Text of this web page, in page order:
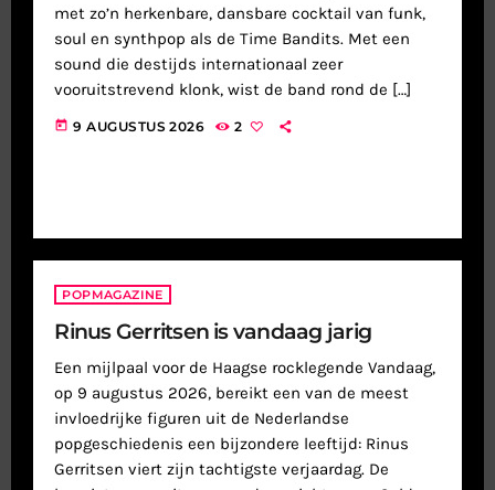
met zo’n herkenbare, dansbare cocktail van funk,
soul en synthpop als de Time Bandits. Met een
sound die destijds internationaal zeer
vooruitstrevend klonk, wist de band rond de […]
today 9 AUGUSTUS 2026 2
POPMAGAZINE
Rinus Gerritsen is vandaag jarig
Een mijlpaal voor de Haagse rocklegende Vandaag,
op 9 augustus 2026, bereikt een van de meest
invloedrijke figuren uit de Nederlandse
popgeschiedenis een bijzondere leeftijd: Rinus
Gerritsen viert zijn tachtigste verjaardag. De